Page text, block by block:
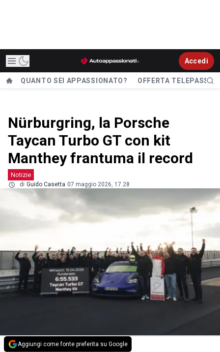
Accedi
QUANTO SEI APPASSIONATO? OFFERTA TELEPASS
Nürburgring, la Porsche
Taycan Turbo GT con kit
Manthey frantuma il record
Notizie
di Guido Casetta 07 maggio 2026, 17.28
Aggiungi come fonte preferita su Google